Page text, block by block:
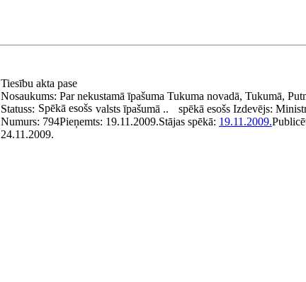
Tiesību akta pase
Nosaukums: Par nekustamā īpašuma Tukuma novadā, Tukumā,
valsts īpašumā ..
Statuss: Spēkā esošs spēkā esošs Izdevējs:
Numurs: 794Pieņemts: 19.11.2009.Stājas spēkā: 19.11.2009.
24.11.2009.